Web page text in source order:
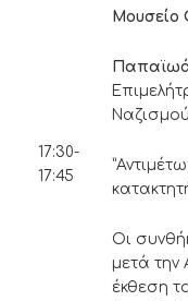
17:30-
17:45
Μουσείο
Οι
μετά
έκθεση